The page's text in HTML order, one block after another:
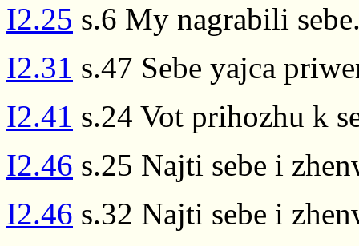
I2.25 s.6 My nagrabili
I2.31 s.47 Sebe yajca
I2.41 s.24 Vot prihozhu k
I2.46 s.25 Najti sebe i
I2.46 s.32 Najti sebe i